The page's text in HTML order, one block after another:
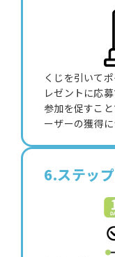
くじを引いて
レゼントに応
参加を促すこ
ーザーの獲得に
6.ステッ